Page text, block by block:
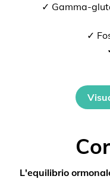
✓ Gamma-
✓
L'equilibrio